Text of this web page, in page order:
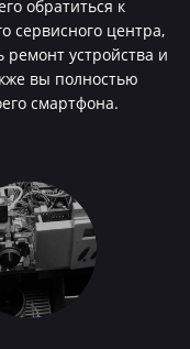
обратиться к
сервисного центра,
устройства и
вы полностью
смартфона.